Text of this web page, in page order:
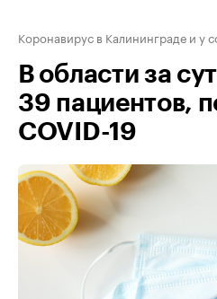
Коронавирус в Калининграде и у
В области за
39 пациентов,
COVID-19